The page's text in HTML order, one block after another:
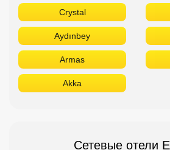
Crystal
Aydınbey
Armas
Akka
Сетевые отели